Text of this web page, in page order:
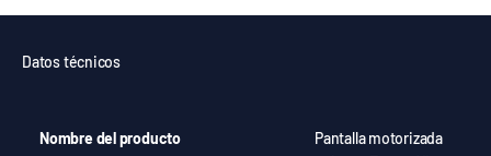
Datos técnicos
Nombre del producto
Pantalla motorizada